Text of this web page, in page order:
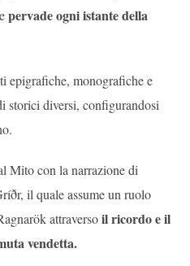
pervade ogni istante della
epigrafiche, monografiche e
storici diversi, configurandosi
Mito con la narrazione di
il quale assume un ruolo
attraversoil ricordo e il
vendetta.